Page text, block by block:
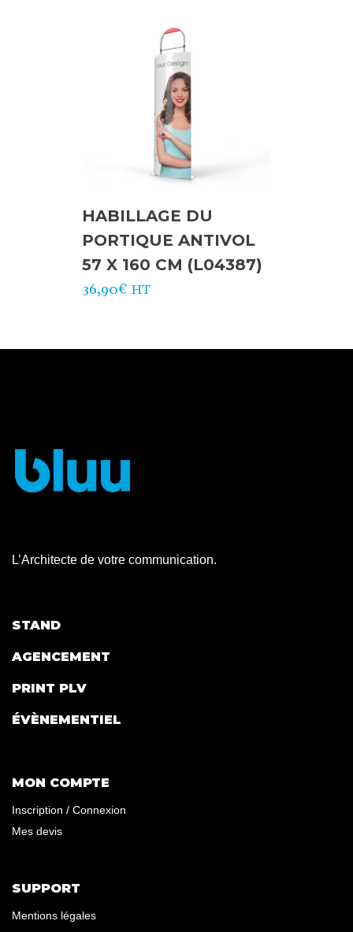
HABILLAGE DU
PORTIQUE ANTIVOL
57 X 160 CM (L04387)
36,90€ HT
L’Architecte de votre communication.
STAND
AGENCEMENT
PRINT PLV
ÉVÈNEMENTIEL
MON COMPTE
Inscription / Connexion
Mes devis
SUPPORT
Mentions légales